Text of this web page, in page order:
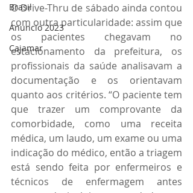
Brasil
Anuncio 2023
Cajamar
O Drive-Thru de sábado ainda contou
com outra particularidade: assim que
os pacientes chegavam no
estacionamento da prefeitura, os
profissionais da saúde analisavam a
documentação e os orientavam
quanto aos critérios. “O paciente tem
que trazer um comprovante da
comorbidade, como uma receita
médica, um laudo, um exame ou uma
indicação do médico, então a triagem
está sendo feita por enfermeiros e
técnicos de enfermagem antes